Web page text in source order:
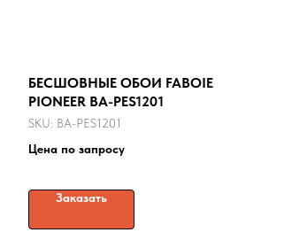
БЕСШОВНЫЕ ОБОИ FABOIE
PIONEER BA-PES1201
SKU: BA-PES1201
Цена по запросу
Заказать